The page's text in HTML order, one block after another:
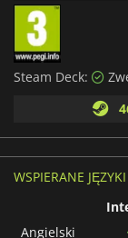
Steam Deck:
WSPIERANE JĘZYKI
Angielski